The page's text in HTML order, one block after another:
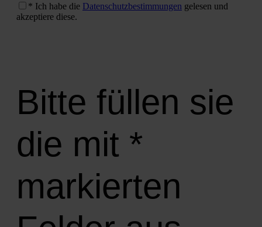
* Ich habe die Daten­schutz­be­stim­mun­gen gele­sen und
akzep­tie­re die­se.
Bitte füllen sie
die mit *
markierten